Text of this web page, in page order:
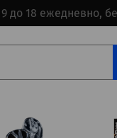
9 до 18 ежедневно,